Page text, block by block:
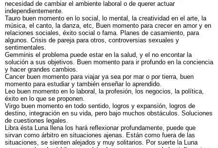
necesidad de cambiar el ambiente laboral o de querer actuar
independientemente.
Tauro buen momento en lo social, lo mental, la creatividad en el arte, la
música, el canto, la danza, etc, Buen momento para crecer en amor y en
relaciones sociales, éxito social o fama. Planes de casamiento, para
algunos. Crisis de pareja para otros, controversias sexuales y
sentimentales.
Gemminis el problema puede estar en la salud, y el no encontar la
solución a sus objetivos. Buen momento para ir profundo en la conciencia
y hacer grandes cambios.
Cancer buen momento para viajar ya sea por mar o por tierra, buen
momento para estudiar y también enseñar lo aprendido.
Leo buen momento en lo laboral, la profesión, los negocios, la política,
éxito en lo que se proponen.
Virgo buen momento en todo sentido, logros y expansión, logros de
destino, integración en su vida, pero bajo muchos obstáculos. Soluciones
de cuestiones legales.
Libra ésta Luna llena los hará reflexionar profundamente, puede que
sirvan como árbitro en situaciones ajenas. Están como fuera de las
situaciones, se sienten alejados y muy solitarios. Por suerte la Luna